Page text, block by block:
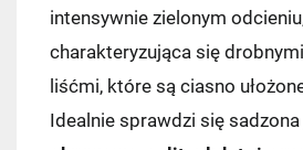
intensywnie zielonym
charakteryzująca się
liśćmi, które są ciasno
Idealnie sprawdzi się